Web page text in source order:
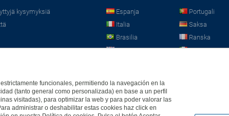
kysymyksiä
Espanja
Portugali
Italia
Saksa
Brasilia
Ranska
Iso-Britannia
Mexico
Legal , Y-tunnus 2559611-1, KuVi 2843/13/U. Kaikki oikeudet pidätetään.
funcionales, permitiendo la navegación en la
(tanto general como personalizada) en base a un perfil
visitadas), para optimizar la web y para poder valorar las
administrar o deshabilitar estas cookies haz click en